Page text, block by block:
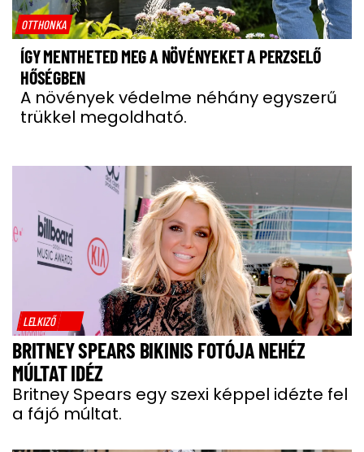
OTTHONKA
ÍGY MENTHETED MEG A NÖVÉNYEKET A PERZSELŐ
HŐSÉGBEN
A növények védelme néhány egyszerű
trükkel megoldható.
LELKIZŐ
BRITNEY SPEARS BIKINIS FOTÓJA NEHÉZ
MÚLTAT IDÉZ
Britney Spears egy szexi képpel idézte fel
a fájó múltat.